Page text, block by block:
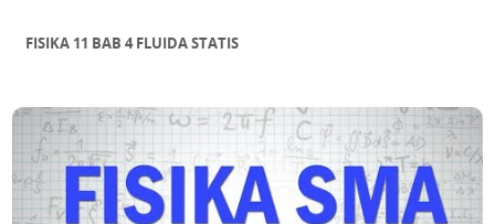
FISIKA 11 BAB 4 FLUIDA STATIS